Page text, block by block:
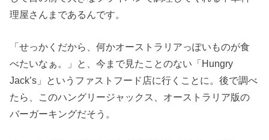
理屋さんまであるんです。
「せっかくだから、何かオーストラリアっぽいものが食
べたいなぁ。」と、今まで見たことのない「Hungry
Jack’s」というファストフード店に行くことに。後で調べ
たら、このハングリージャックス、オーストラリア版の
バーガーキングだそう。